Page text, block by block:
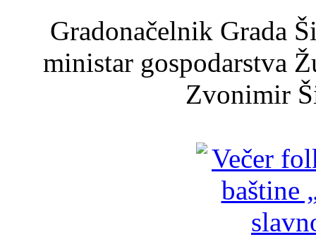
Gradonačelnik Grada
ministar gospodarstva
Zvonimir